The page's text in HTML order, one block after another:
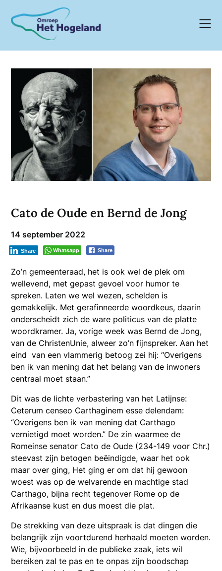
content
Cato de Oude en Bernd de Jong
14 september 2022
Whatsapp Share
Share
Zo’n gemeenteraad, het is ook wel de plek om
wellevend, met gepast gevoel voor humor te
spreken. Laten we wel wezen, schelden is
gemakkelijk. Met gerafinneerde woordkeus, daarin
onderscheidt zich de ware politicus van de platte
woordkramer. Ja, vorige week was Bernd de Jong,
van de ChristenUnie, alweer zo’n fijnspreker. Aan het
eind van een vlammerig betoog zei hij: “Overigens
ben ik van mening dat het belang van de inwoners
centraal moet staan.”
Dit was de lichte verbastering van het Latijnse:
Ceterum censeo Carthaginem esse delendam:
“Overigens ben ik van mening dat Carthago
vernietigd moet worden.” De zin waarmee de
Romeinse senator Cato de Oude (234-149 voor Chr.)
steevast zijn betogen beëindigde, waar het ook
maar over ging, Het ging er om dat hij gewoon
woest was op de welvarende en machtige stad
Carthago, bijna recht tegenover Rome op de
Afrikaanse kust en dus moest die plat.
De strekking van deze uitspraak is dat dingen die
belangrijk zijn voortdurend herhaald moeten worden.
Wie, bijvoorbeeld in de publieke zaak, iets wil
bereiken zal te pas en te onpas zijn boodschap